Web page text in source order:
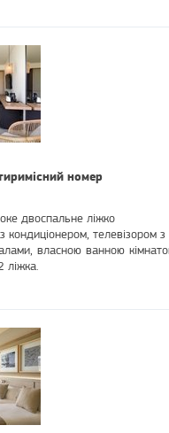
номер
двоспальне ліжко
кондиціонером, телевізором
власною ванною
ліжка.